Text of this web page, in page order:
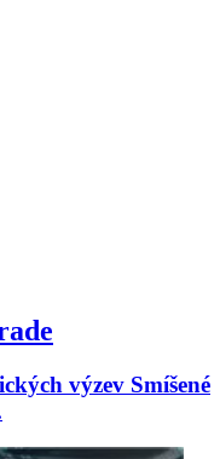
výzev Smíšené